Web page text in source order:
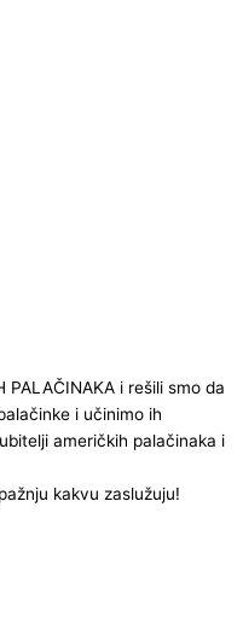
PALAČINAKA i rešili smo da
i učinimo ih
američkih palačinaka i
kakvu zaslužuju!